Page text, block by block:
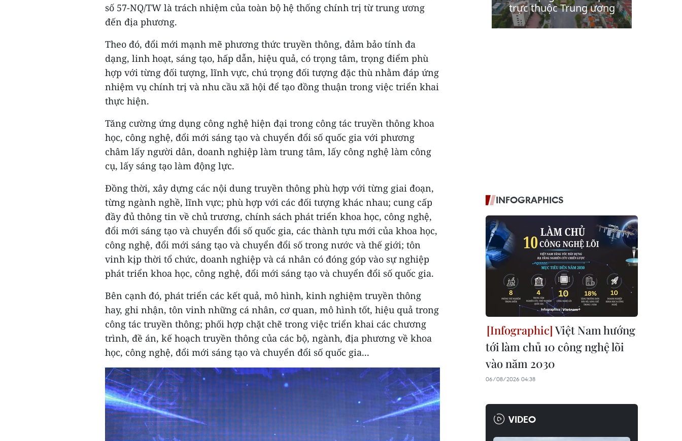
số 57-NQ/TW là trách nhiệm của toàn bộ hệ thống chính trị từ trung ương
đến địa phương.
Theo đó, đổi mới mạnh mẽ phương thức truyền thông, đảm bảo tính đa
dạng, linh hoạt, sáng tạo, hấp dẫn, hiệu quả, có trọng tâm, trọng điểm phù
hợp với từng đối tượng, lĩnh vực, chú trọng đối tượng đặc thù nhằm đáp ứng
nhiệm vụ chính trị và nhu cầu xã hội để tạo đồng thuận trong việc triển khai
thực hiện.
Tăng cường ứng dụng công nghệ hiện đại trong công tác truyền thông khoa
học, công nghệ, đổi mới sáng tạo và chuyển đổi số quốc gia với phương
châm lấy người dân, doanh nghiệp làm trung tâm, lấy công nghệ làm công
cụ, lấy sáng tạo làm động lực.
Đồng thời, xây dựng các nội dung truyền thông phù hợp với từng giai đoạn,
từng ngành nghề, lĩnh vực; phù hợp với các đối tượng khác nhau; cung cấp
đầy đủ thông tin về chủ trương, chính sách phát triển khoa học, công nghệ,
đổi mới sáng tạo và chuyển đổi số quốc gia, các thành tựu mới của khoa học,
công nghệ, đổi mới sáng tạo và chuyển đổi số trong nước và thế giới; tôn
vinh kịp thời tổ chức, doanh nghiệp và cá nhân có đóng góp vào sự nghiệp
phát triển khoa học, công nghệ, đổi mới sáng tạo và chuyển đổi số quốc gia.
Bên cạnh đó, phát triển các kết quả, mô hình, kinh nghiệm truyền thông
hay, ghi nhận, tôn vinh những cá nhân, cơ quan, mô hình tốt, hiệu quả trong
công tác truyền thông; phối hợp chặt chẽ trong việc triển khai các chương
trình, đề án, kế hoạch truyền thông của các bộ, ngành, địa phương về khoa
học, công nghệ, đổi mới sáng tạo và chuyển đổi số quốc gia...
INFOGRAPHICS
Việt Nam hướng
tới làm chủ 10 công nghệ lõi
vào năm 2030
06/08/2026 04:38
VIDEO